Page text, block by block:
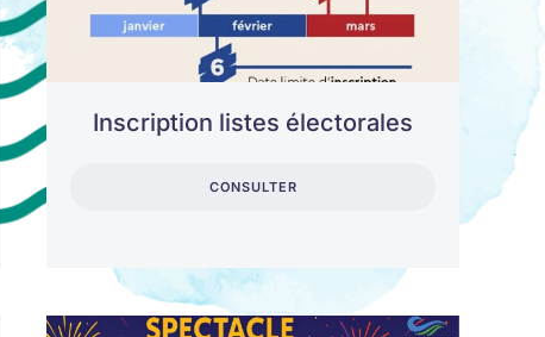
Inscription listes électorales
CONSULTER